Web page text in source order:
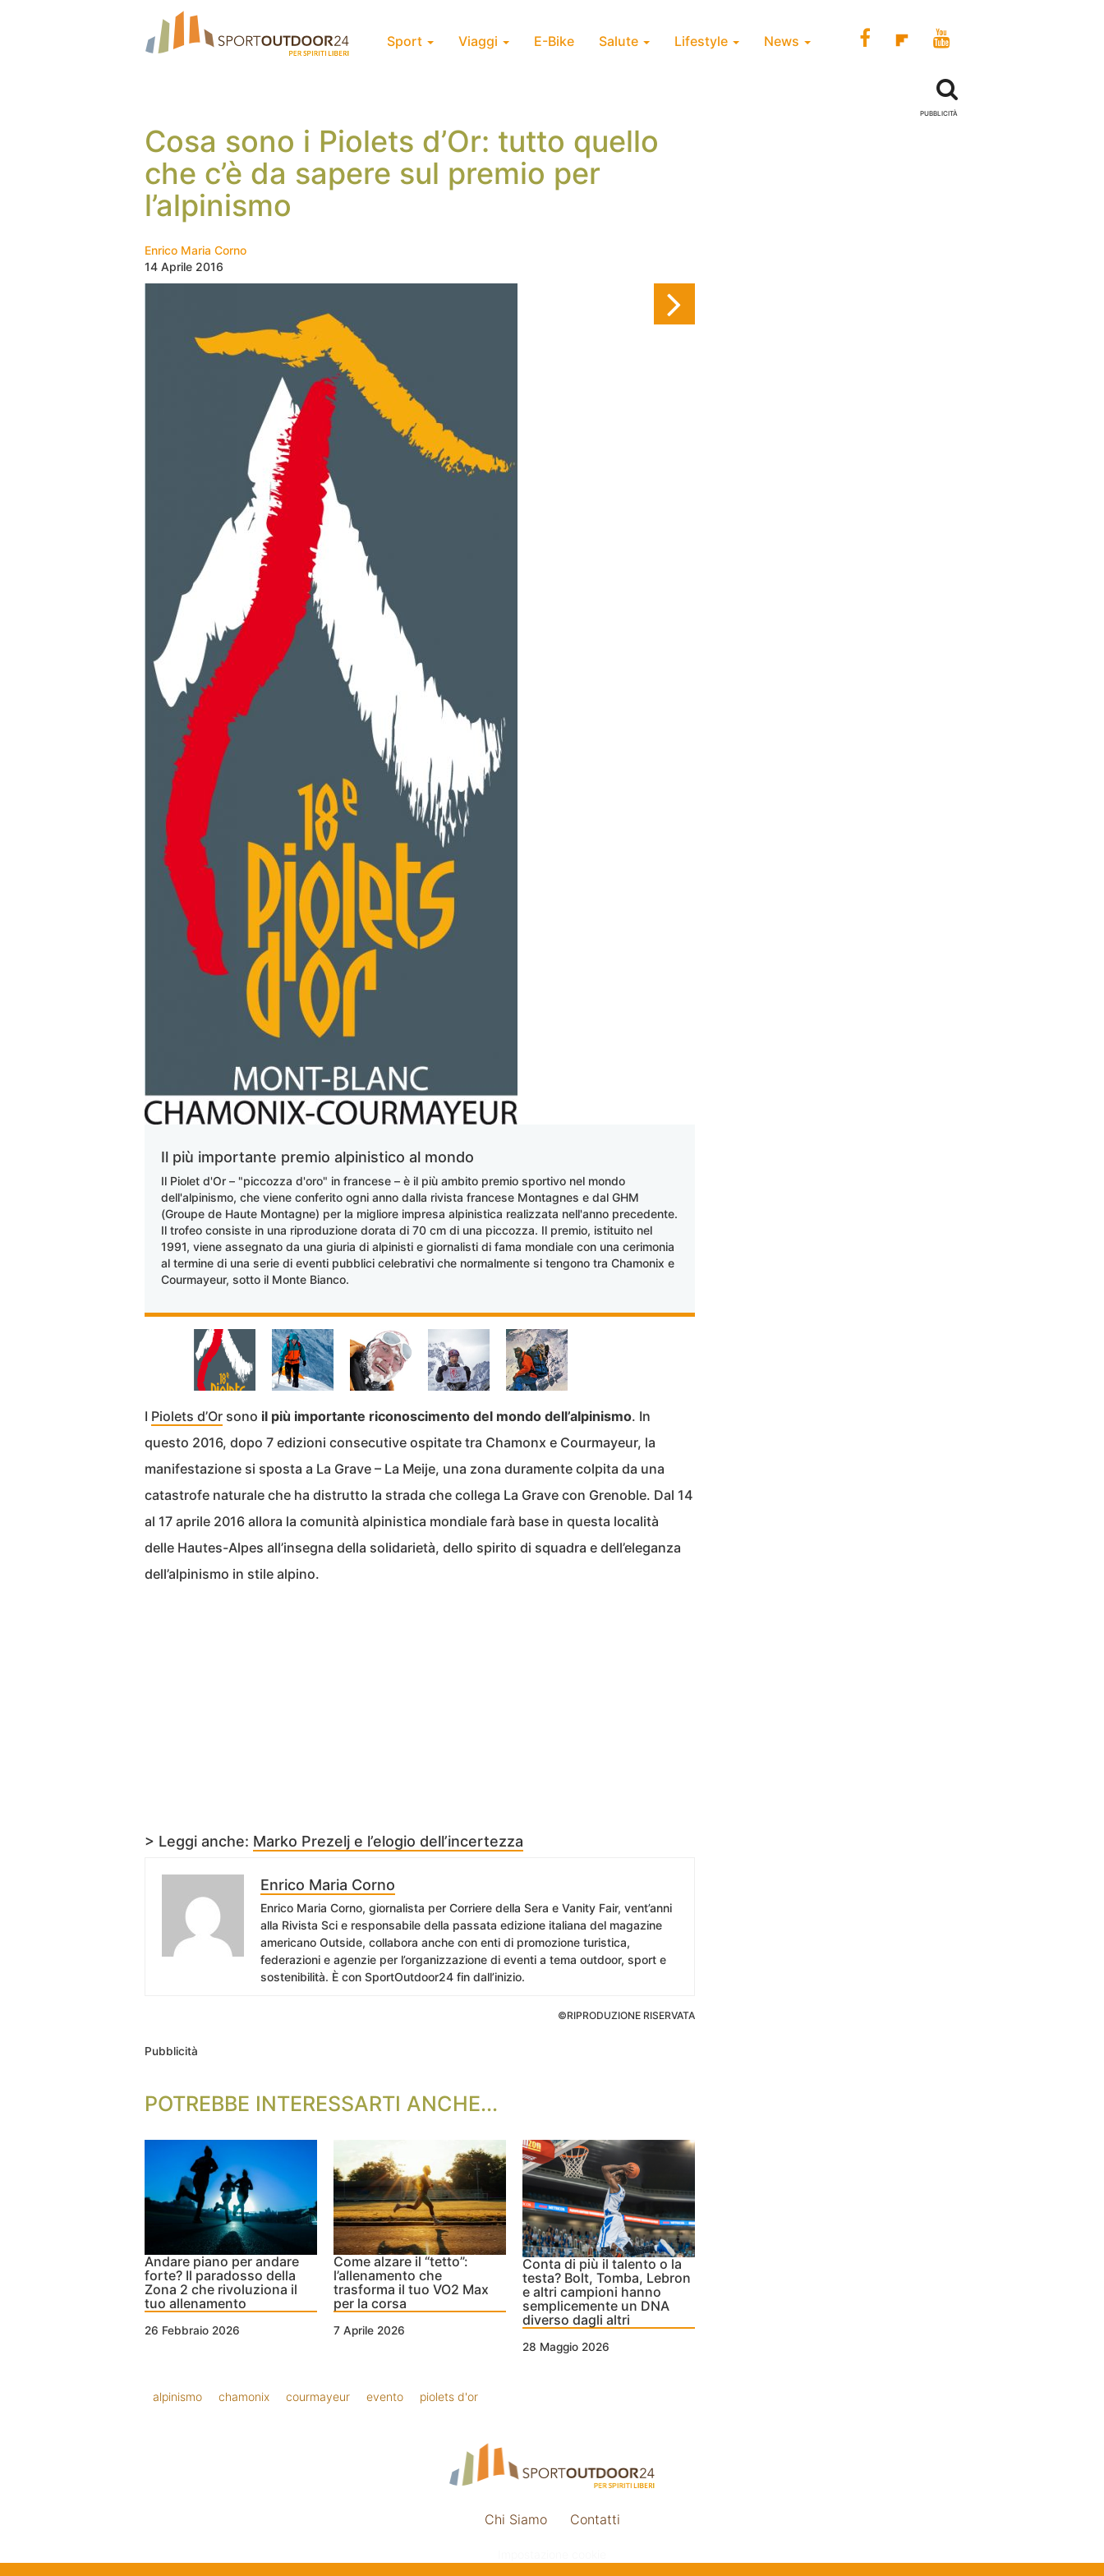
Sport Viaggi E-Bike Salute Lifestyle News
Cosa sono i Piolets d’Or: tutto quello
che c’è da sapere sul premio per
l’alpinismo
Enrico Maria Corno
14 Aprile 2016
Il più importante premio alpinistico al mondo
Il Piolet d'Or – "piccozza d'oro" in francese – è il più ambito premio sportivo nel mondo
dell'alpinismo, che viene conferito ogni anno dalla rivista francese Montagnes e dal GHM
(Groupe de Haute Montagne) per la migliore impresa alpinistica realizzata nell'anno precedente.
Il trofeo consiste in una riproduzione dorata di 70 cm di una piccozza. Il premio, istituito nel
1991, viene assegnato da una giuria di alpinisti e giornalisti di fama mondiale con una cerimonia
al termine di una serie di eventi pubblici celebrativi che normalmente si tengono tra Chamonix e
Courmayeur, sotto il Monte Bianco.
I Piolets d’Or sono il più importante riconoscimento del mondo dell’alpinismo. In
questo 2016, dopo 7 edizioni consecutive ospitate tra Chamonx e Courmayeur, la
manifestazione si sposta a La Grave – La Meije, una zona duramente colpita da una
catastrofe naturale che ha distrutto la strada che collega La Grave con Grenoble. Dal 14
al 17 aprile 2016 allora la comunità alpinistica mondiale farà base in questa località
delle Hautes-Alpes all’insegna della solidarietà, dello spirito di squadra e dell’eleganza
dell’alpinismo in stile alpino.
> Leggi anche: Marko Prezelj e l’elogio dell’incertezza
Enrico Maria Corno
Enrico Maria Corno, giornalista per Corriere della Sera e Vanity Fair, vent’anni
alla Rivista Sci e responsabile della passata edizione italiana del magazine
americano Outside, collabora anche con enti di promozione turistica,
federazioni e agenzie per l’organizzazione di eventi a tema outdoor, sport e
sostenibilità. È con SportOutdoor24 fin dall’inizio.
©RIPRODUZIONE RISERVATA
Pubblicità
POTREBBE INTERESSARTI ANCHE...
Andare piano per andare
forte? Il paradosso della
Zona 2 che rivoluziona il
tuo allenamento
26 Febbraio 2026
Come alzare il “tetto”:
l’allenamento che
trasforma il tuo VO2 Max
per la corsa
7 Aprile 2026
Conta di più il talento o la
testa? Bolt, Tomba, Lebron
e altri campioni hanno
semplicemente un DNA
diverso dagli altri
28 Maggio 2026
alpinismo chamonix courmayeur evento piolets d'or
PUBBLICITÀ
Chi Siamo Contatti